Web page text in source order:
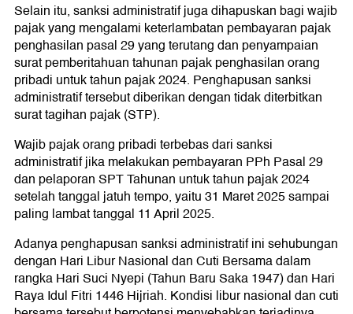
Selain itu, sanksi administratif juga dihapuskan bagi wajib
pajak yang mengalami keterlambatan pembayaran pajak
penghasilan pasal 29 yang terutang dan penyampaian
surat pemberitahuan tahunan pajak penghasilan orang
pribadi untuk tahun pajak 2024. Penghapusan sanksi
administratif tersebut diberikan dengan tidak diterbitkan
surat tagihan pajak (STP).
Wajib pajak orang pribadi terbebas dari sanksi
administratif jika melakukan pembayaran PPh Pasal 29
dan pelaporan SPT Tahunan untuk tahun pajak 2024
setelah tanggal jatuh tempo, yaitu 31 Maret 2025 sampai
paling lambat tanggal 11 April 2025.
Adanya penghapusan sanksi administratif ini sehubungan
dengan Hari Libur Nasional dan Cuti Bersama dalam
rangka Hari Suci Nyepi (Tahun Baru Saka 1947) dan Hari
Raya Idul Fitri 1446 Hijriah. Kondisi libur nasional dan cuti